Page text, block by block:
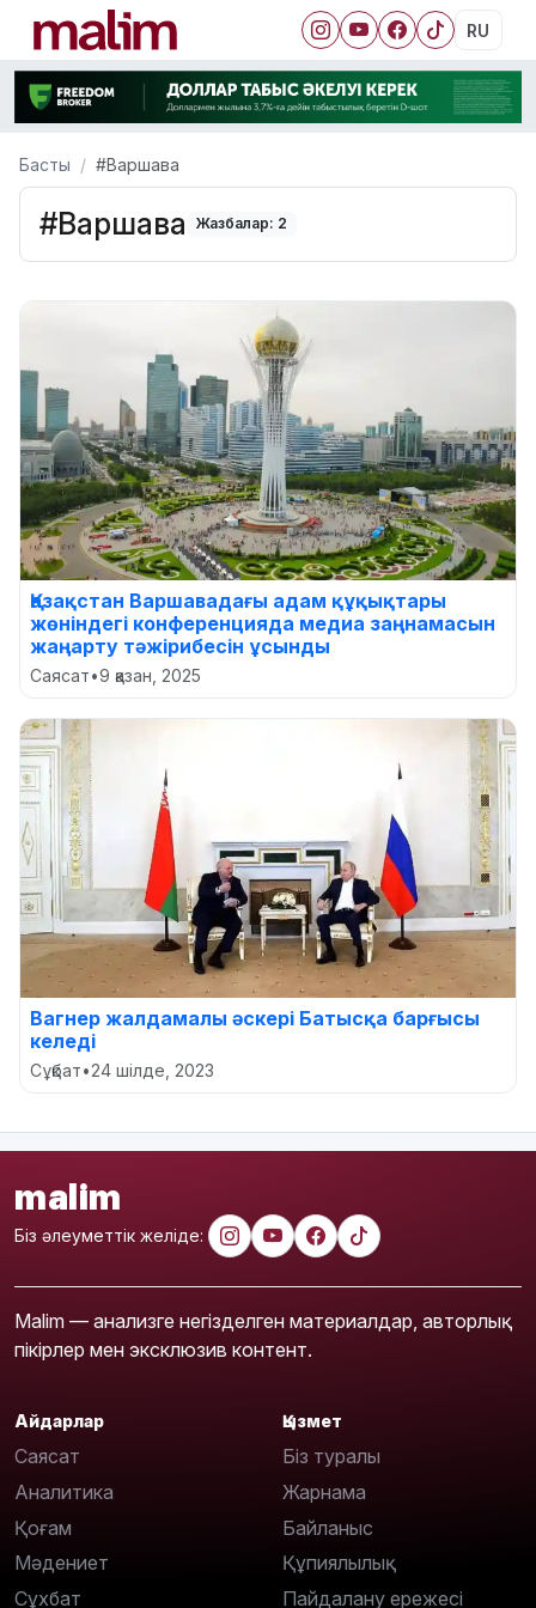
RU
Басты #Варшава
#Варшава Жазбалар: 2
Қазақстан Варшавадағы адам құқықтары
жөніндегі конференцияда медиа заңнамасын
жаңарту тәжірибесін ұсынды
Саясат•9 қазан, 2025
Вагнер жалдамалы әскері Батысқа барғысы
келеді
Сұқбат•24 шілде, 2023
malim
Біз әлеуметтік желіде:
Malim — анализге негізделген материалдар, авторлық
пікірлер мен эксклюзив контент.
Айдарлар
Саясат
Аналитика
Қоғам
Мәдениет
Сұхбат
Қызмет
Біз туралы
Жарнама
Байланыс
Құпиялылық
Пайдалану ережесі